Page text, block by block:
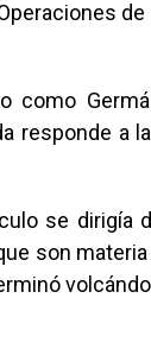
de
como
responde a
se dirigía
son